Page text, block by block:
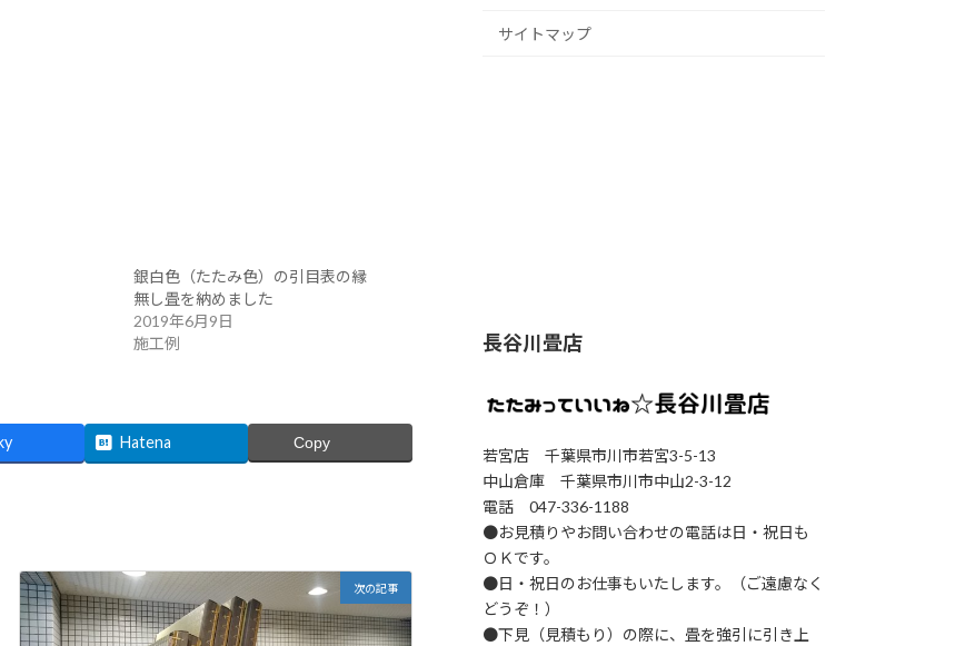
銀白色（たたみ色）の引目表の縁
無し畳を納めました
2019年6月9日
施工例
Hatena Copy
次の記事
サイトマップ
長谷川畳店
若宮店 千葉県市川市若宮3-5-13
中山倉庫 千葉県市川市中山2-3-12
電話 047-336-1188
●お見積りやお問い合わせの電話は日・祝日も
ＯＫです。
●日・祝日のお仕事もいたします。（ご遠慮なく
どうぞ！）
●下見（見積もり）の際に、畳を強引に引き上